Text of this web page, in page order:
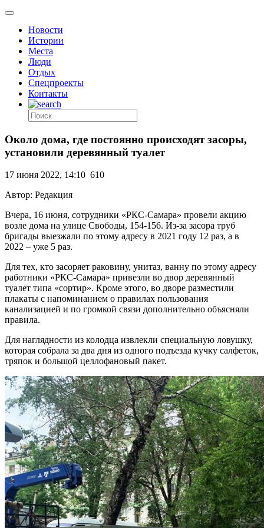
Новости
Истории
Места
Люди
Отдых
Спецпроекты
Контакты
Около дома, где постоянно происходят засоры,
установили деревянный туалет
17 июня 2022, 14:10 610
Автор: Редакция
Вчера, 16 июня, сотрудники «РКС-Самара» провели акцию
возле дома на улице Свободы, 154-156. Из-за засора труб
бригады выезжали по этому адресу в 2021 году 12 раз, а в
2022 – уже 5 раз.
Для тех, кто засоряет раковину, унитаз, ванну по этому адресу
работники «РКС-Самара» привезли во двор деревянный
туалет типа «сортир». Кроме этого, во дворе разместили
плакаты с напоминанием о правилах пользования
канализацией и по громкой связи дополнительно объясняли
правила.
Для наглядности из колодца извлекли специальную ловушку,
которая собрала за два дня из одного подъезда кучку салфеток,
тряпок и большой целлофановый пакет.